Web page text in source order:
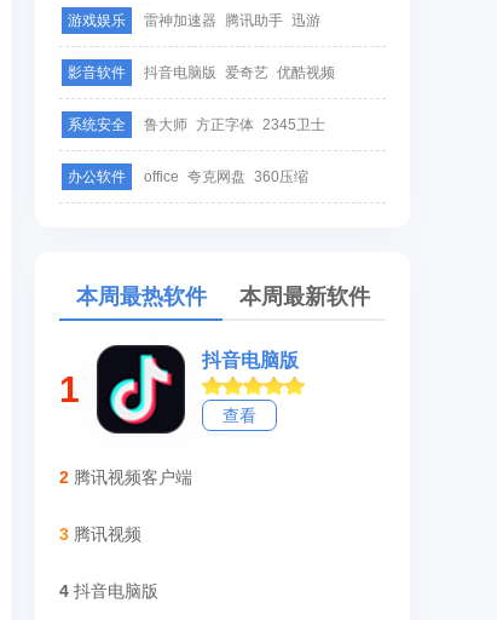
游戏娱乐 雷神加速器 腾讯助手 迅游
影音软件 抖音电脑版 爱奇艺 优酷视频
系统安全 鲁大师 方正字体 2345卫士
办公软件 office 夸克网盘 360压缩
本周最热软件 本周最新软件
1
抖音电脑版
查看
2 腾讯视频客户端
3 腾讯视频
4 抖音电脑版